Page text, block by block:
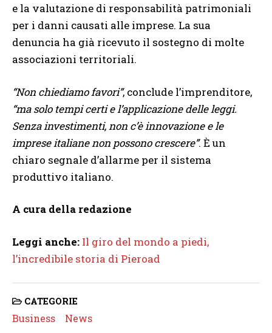
e la valutazione di responsabilità patrimoniali
per i danni causati alle imprese. La sua
denuncia ha già ricevuto il sostegno di molte
associazioni territoriali.
“Non chiediamo favori”, conclude l’imprenditore,
“ma solo tempi certi e l’applicazione delle leggi.
Senza investimenti, non c’è innovazione e le
imprese italiane non possono crescere”. È un
chiaro segnale d’allarme per il sistema
produttivo italiano.
A cura della redazione
Leggi anche: Il giro del mondo a piedi,
l’incredibile storia di Pieroad
CATEGORIE
Business News